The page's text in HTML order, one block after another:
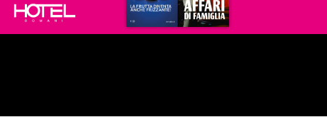
Hoteldomani